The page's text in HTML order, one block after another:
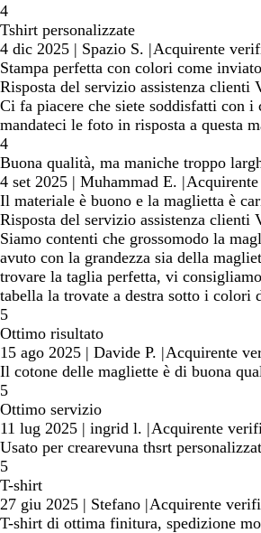
4
Tshirt personalizzate
4 dic 2025 | Spazio S. |Acquirente
Stampa perfetta con colori come
Risposta del servizio assistenza clienti
Ci fa piacere che siete soddisfatti con
mandateci le foto in risposta a questa
4
Buona qualità, ma maniche troppo
4 set 2025 | Muhammad E. |
Il materiale è buono e la maglietta è
Risposta del servizio assistenza clienti
Siamo contenti che grossomodo la
avuto con la grandezza sia della
trovare la taglia perfetta, vi
tabella la trovate a destra sotto i colori
5
Ottimo risultato
15 ago 2025 | Davide P. |Acquirente
Il cotone delle magliette è di buona
5
Ottimo servizio
11 lug 2025 | ingrid l. |Acquirente
Usato per crearevuna thsrt
5
T-shirt
27 giu 2025 | Stefano |Acquirente
T-shirt di ottima finitura, spedizione